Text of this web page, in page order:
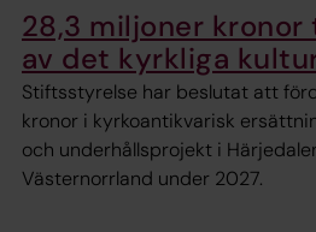
28,3 miljoner
av det kyrkliga
Stiftsstyrelse har beslutat att
kronor i kyrkoantikvarisk
och underhållsprojekt i
Västernorrland under 2027.